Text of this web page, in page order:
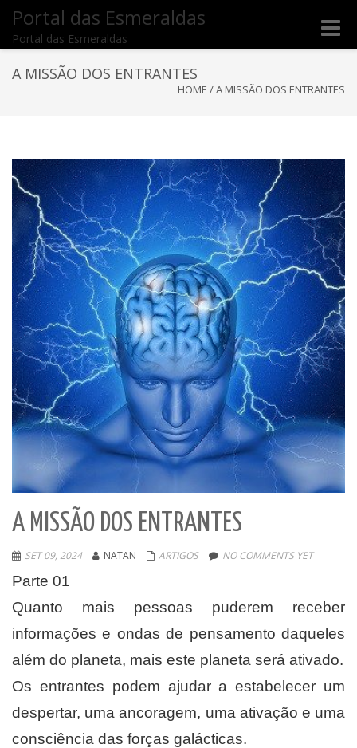
Portal das Esmeraldas
Portal das Esmeraldas
Toggle
A MISSÃO DOS ENTRANTES
HOME /A MISSÃO DOS ENTRANTES
A MISSÃO DOS ENTRANTES
SET 09, 2024 NATAN ARTIGOS NO COMMENTS YET
Parte 01
Quanto mais pessoas puderem receber
informações e ondas de pensamento daqueles
além do planeta, mais este planeta será ativado.
Os entrantes podem ajudar a estabelecer um
despertar, uma ancoragem, uma ativação e uma
consciência das forças galácticas.